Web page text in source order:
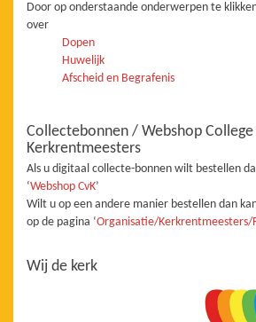
Door op onderstaande onderwerpen te
over
Dopen
Huwelijk
Afscheid en Begrafenis
Collectebonnen / Webshop College
Kerkrentmeesters
Als u digitaal collecte-bonnen wilt bestellen
‘Webshop CvK’
Wilt u op een andere manier bestellen dan
op de pagina ‘Organisatie/Kerkrentmeesters/
Wij de kerk